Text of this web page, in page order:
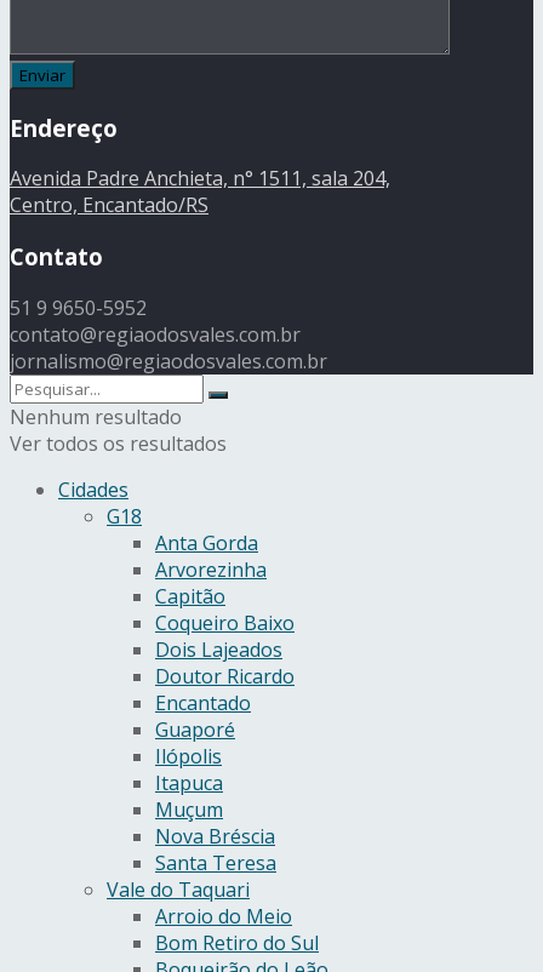
Endereço
Avenida Padre Anchieta, n° 1511, sala 204,
Centro, Encantado/RS
Contato
51 9 9650-5952
contato@regiaodosvales.com.br
jornalismo@regiaodosvales.com.br
Nenhum resultado
Ver todos os resultados
Cidades
G18
Anta Gorda
Arvorezinha
Capitão
Coqueiro Baixo
Dois Lajeados
Doutor Ricardo
Encantado
Guaporé
Ilópolis
Itapuca
Muçum
Nova Bréscia
Santa Teresa
Vale do Taquari
Arroio do Meio
Bom Retiro do Sul